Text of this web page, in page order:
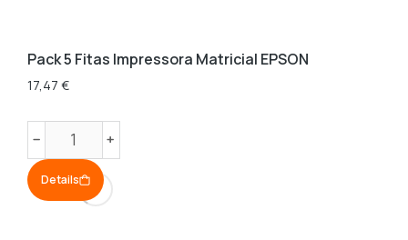
Pack 5 Fitas Impressora Matricial EPSON
17,47 €
Quantidade
de
Pack
﹣ ﹢
Details